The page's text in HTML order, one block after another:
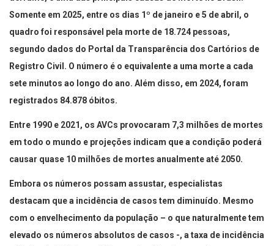
Somente em 2025, entre os dias 1º de janeiro e 5 de abril, o
quadro foi responsável pela morte de 18.724 pessoas,
segundo dados do Portal da Transparência dos Cartórios de
Registro Civil. O número é o equivalente a uma morte a cada
sete minutos ao longo do ano. Além disso, em 2024, foram
registrados 84.878 óbitos.
Entre 1990 e 2021, os AVCs provocaram 7,3 milhões de mortes
em todo o mundo e projeções indicam que a condição poderá
causar quase 10 milhões de mortes anualmente até 2050.
Embora os números possam assustar, especialistas
destacam que a incidência de casos tem diminuído. Mesmo
com o envelhecimento da população – o que naturalmente tem
elevado os números absolutos de casos -, a taxa de incidência